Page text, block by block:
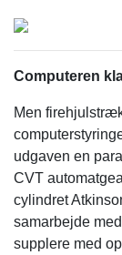
Computeren
Men
udgaven en
CVT
cylindret
samarbejde
supplere med